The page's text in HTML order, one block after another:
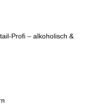
Profi – alkoholisch &